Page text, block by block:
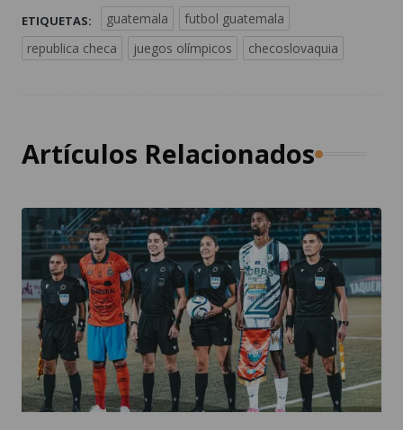
ETIQUETAS: guatemala
futbol guatemala
republica checa
juegos olímpicos checoslovaquia
Artículos Relacionados